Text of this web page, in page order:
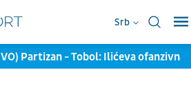
Srb
Partizan - Tobol: Ilićeva